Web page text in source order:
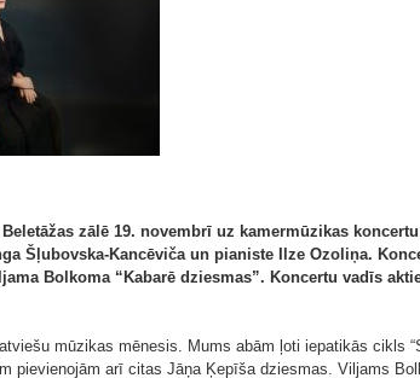
zālē 19. novembrī uz kamermūzikas
Šļubovska-Kancēviča un pianiste Ilze Ozoliņa.
Bolkoma “Kabarē dziesmas”. Koncertu vadīs
mūzikas mēnesis. Mums abām ļoti iepatikās cikls
pievienojām arī citas Jāņa Ķepīša dziesmas. Viljams